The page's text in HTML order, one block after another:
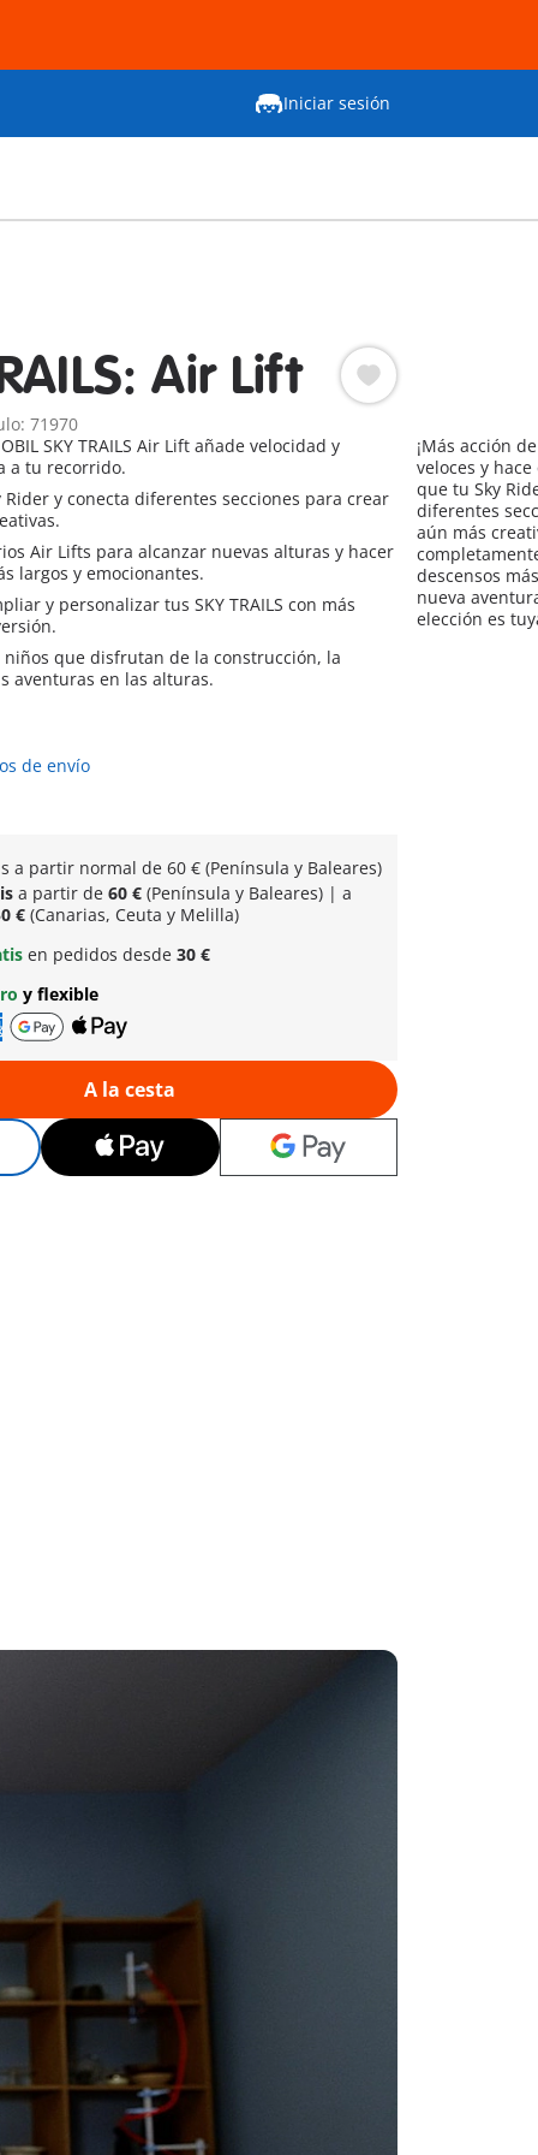
Iniciar sesión
Air Lift
71970
SKY TRAILS Air Lift añade velocidad y
a tu recorrido.
Rider y conecta diferentes secciones para crear
Air Lifts para alcanzar nuevas alturas y hacer
largos y emocionantes.
y personalizar tus SKY TRAILS con más
niños que disfrutan de la construcción, la
aventuras en las alturas.
¡Más acción
veloces y
que tu Sky
diferentes
aún más
descensos
nueva
elección es
de envío
a partir normal de 60 € (Península y Baleares)
a partir de 60 €(Península y Baleares) | a
€(Canarias, Ceuta y Melilla)
en pedidos desde 30 €
y flexible
A la cesta